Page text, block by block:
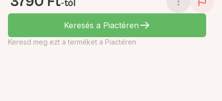
-tól
Keresés a Piactéren
Keresd meg ezt a terméket a Piactéren